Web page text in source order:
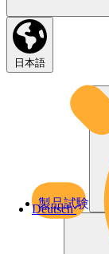
日本語
Deutsch
製品試験